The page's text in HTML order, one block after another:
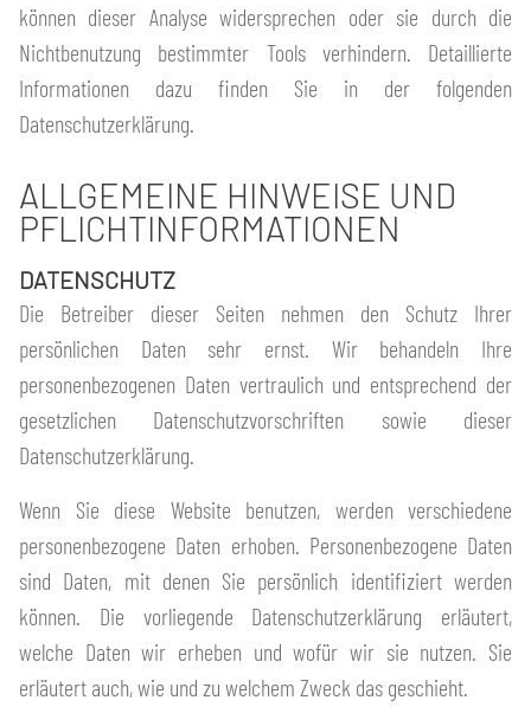
können dieser Analyse widersprechen oder sie durch die
Nichtbenutzung bestimmter Tools verhindern. Detaillierte
Informationen dazu finden Sie in der folgenden
Datenschutzerklärung.
ALLGEMEINE HINWEISE UND
PFLICHTINFORMATIONEN
DATENSCHUTZ
Die Betreiber dieser Seiten nehmen den Schutz Ihrer
persönlichen Daten sehr ernst. Wir behandeln Ihre
personenbezogenen Daten vertraulich und entsprechend der
gesetzlichen Datenschutzvorschriften sowie dieser
Datenschutzerklärung.
Wenn Sie diese Website benutzen, werden verschiedene
personenbezogene Daten erhoben. Personenbezogene Daten
sind Daten, mit denen Sie persönlich identifiziert werden
können. Die vorliegende Datenschutzerklärung erläutert,
welche Daten wir erheben und wofür wir sie nutzen. Sie
erläutert auch, wie und zu welchem Zweck das geschieht.